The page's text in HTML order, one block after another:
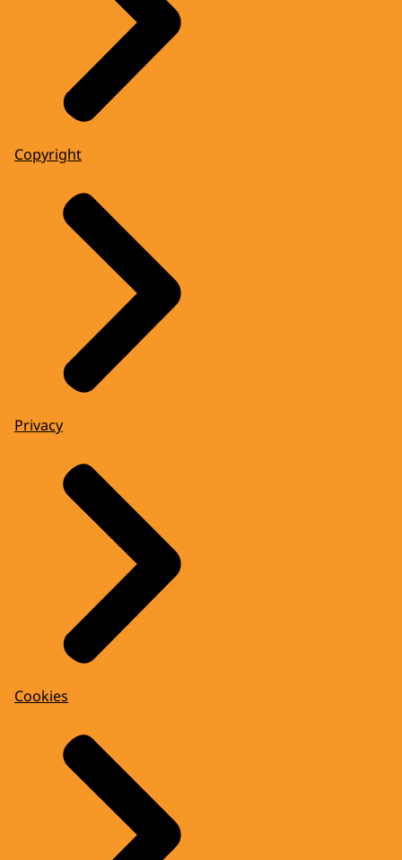
Copyright
Privacy
Cookies